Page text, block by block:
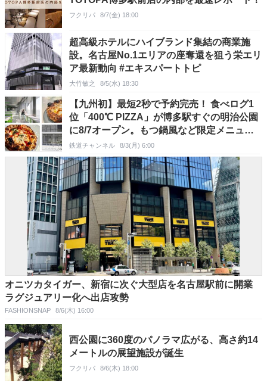
フクリパ 8/7(金) 18:00
超高級ホテルにハイブランド集結の商業施
設。名古屋No.1エリアの座奪還を狙う栄エリ
ア最新動向 #エキスパートトピ
大竹敏之 8/5(水) 18:30
【九州初】最短2秒で予約完売！ 食べログ1
位「400℃ PIZZA」が博多駅すぐの明治公園
に8/7オープン。もつ鍋風など限定メニュー
も
鉄道チャンネル 8/3(月) 6:00
オニツカタイガー、新宿に次ぐ大型店を名古屋駅前に開業
ラグジュアリー化へ出店攻勢
FASHIONSNAP 8/6(木) 16:00
西公園に360度のパノラマ広がる、高さ約14
メートルの展望施設が誕生
フクリパ 8/6(木) 18:00